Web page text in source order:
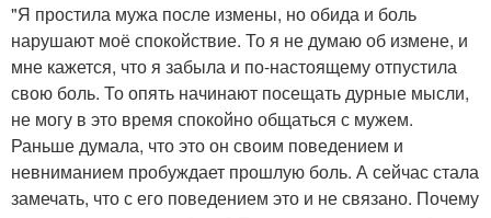
"Я простила мужа после измены, но обида и боль
нарушают моё спокойствие. То я не думаю об измене, и
мне кажется, что я забыла и по-настоящему отпустила
свою боль. То опять начинают посещать дурные мысли,
не могу в это время спокойно общаться с мужем.
Раньше думала, что это он своим поведением и
невниманием пробуждает прошлую боль. А сейчас стала
замечать, что с его поведением это и не связано. Почему